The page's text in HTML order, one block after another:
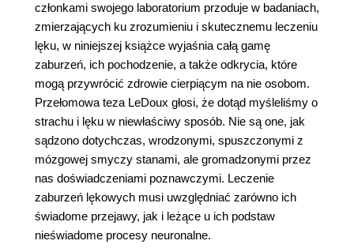
członkami swojego laboratorium przoduje w badaniach,
zmierzających ku zrozumieniu i skutecznemu leczeniu
lęku, w niniejszej książce wyjaśnia całą gamę
zaburzeń, ich pochodzenie, a także odkrycia, które
mogą przywrócić zdrowie cierpiącym na nie osobom.
Przełomowa teza LeDoux głosi, że dotąd myśleliśmy o
strachu i lęku w niewłaściwy sposób. Nie są one, jak
sądzono dotychczas, wrodzonymi, spuszczonymi z
mózgowej smyczy stanami, ale gromadzonymi przez
nas doświadczeniami poznawczymi. Leczenie
zaburzeń lękowych musi uwzględniać zarówno ich
świadome przejawy, jak i leżące u ich podstaw
nieświadome procesy neuronalne.